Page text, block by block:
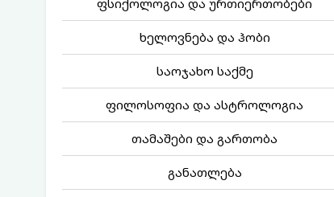
ფსიქოლოგია და ურთიერთობები
ხელოვნება და ჰობი
საოჯახო საქმე
ფილოსოფია და ასტროლოგია
თამაშები და გართობა
განათლება